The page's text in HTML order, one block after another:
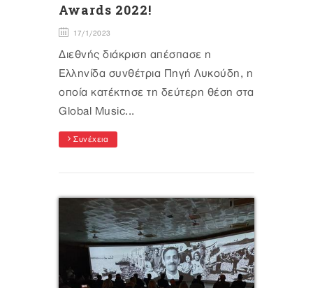
Awards 2022!
17/1/2023
Διεθνής διάκριση απέσπασε η
Ελληνίδα συνθέτρια Πηγή Λυκούδη, η
οποία κατέκτησε τη δεύτερη θέση στα
Global Music...
Συνέχεια